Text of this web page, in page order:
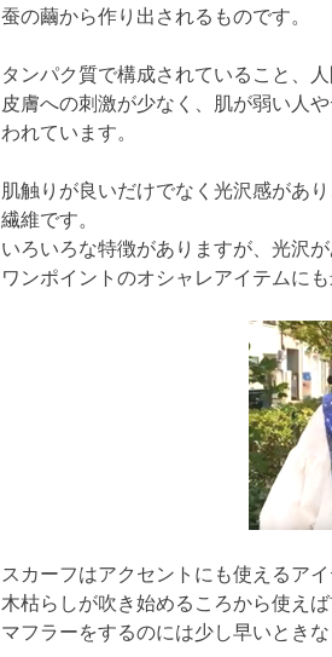
蚕の繭から作り出されるものです。
タンパク質で構成されていること、
皮膚への刺激が少なく、肌が弱い人
われています。
肌触りが良いだけでなく光沢感があ
繊維です。
いろいろな特徴がありますが、光沢
ワンポイントのオシャレアイテムにも
スカーフはアクセントにも使えるア
木枯らしが吹き始めるころから使え
マフラーをするのには少し早いときな